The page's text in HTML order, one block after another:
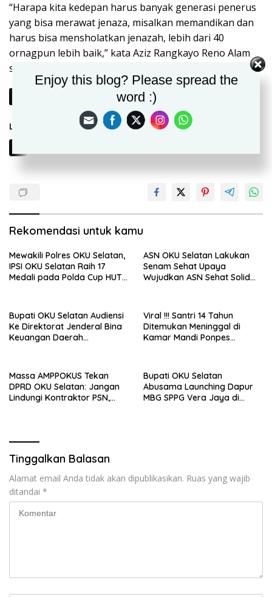
“Harapa kita kedepan harus banyak generasi penerus
yang bisa merawat jenaza, misalkan memandikan dan
harus bisa mensholatkan jenazah, lebih dari 40
ornagpun lebih baik,” kata Aziz Rangkayo Reno Alam
sala seorang ninik mamak di Inderapura.
Laman:
Rekomendasi untuk kamu
Mewakili Polres OKU Selatan,
IPSI OKU Selatan Raih 17
Medali pada Polda Cup HUT
ASN OKU Selatan Lakukan
Senam Sehat Upaya
Wujudkan ASN Sehat Solid
Bupati OKU Selatan Audiensi
Ke Direktorat Jenderal Bina
Keuangan Daerah
Viral !!! Santri 14 Tahun
Ditemukan Meninggal di
Kamar Mandi Ponpes
Massa AMPPOKUS Tekan
DPRD OKU Selatan: Jangan
Lindungi Kontraktor PSN,
Bupati OKU Selatan
Abusama Launching Dapur
MBG SPPG Vera Jaya di
Tinggalkan Balasan
Alamat email Anda tidak akan dipublikasikan. Ruas yang wajib
ditandai *
Enjoy this blog? Please spread the
word :)